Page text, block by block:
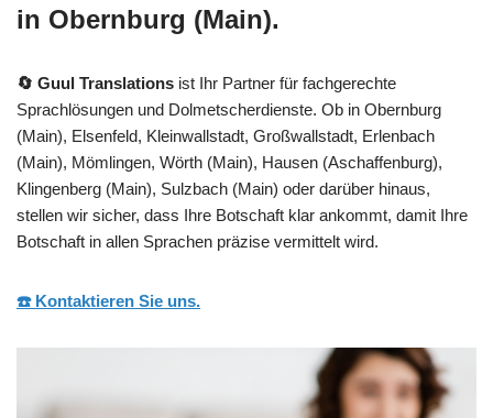
in Obernburg (Main).
🔄 Guul Translations ist Ihr Partner für fachgerechte
Sprachlösungen und Dolmetscherdienste. Ob in Obernburg
(Main), Elsenfeld, Kleinwallstadt, Großwallstadt, Erlenbach
(Main), Mömlingen, Wörth (Main), Hausen (Aschaffenburg),
Klingenberg (Main), Sulzbach (Main) oder darüber hinaus,
stellen wir sicher, dass Ihre Botschaft klar ankommt, damit Ihre
Botschaft in allen Sprachen präzise vermittelt wird.
☎️ Kontaktieren Sie uns.